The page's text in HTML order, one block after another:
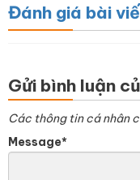
Đánh giá bài
Gửi bình luận
Các thông tin cá nhân
Message*